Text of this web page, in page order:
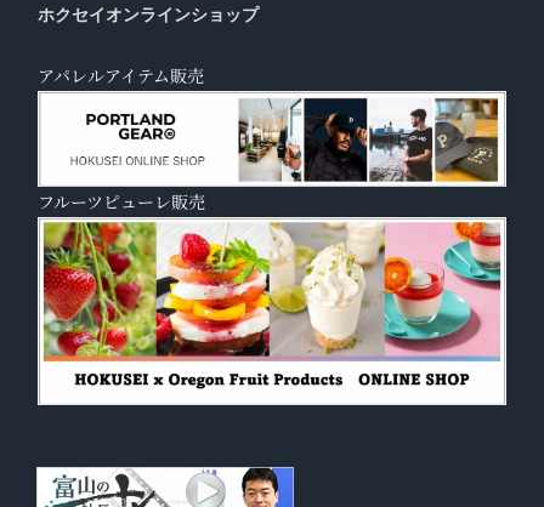
ホクセイオンラインショップ
アパレルアイテム販売
フルーツピューレ販売